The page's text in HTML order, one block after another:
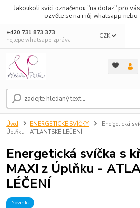
Jakoukoli svíci označenou "na dotaz" pro
ozvěte se na můj whatsapp nebo
CZK
+420 731 873 373
nejlépe whatsapp zpráva
Úvod ENERGETICKÉ SVÍČKY
Energetická
Úplňku - ATLANTSKÉ LÉČENÍ
Energetická svíčka s
MAXI z Úplňku -
LÉČENÍ
Novinka